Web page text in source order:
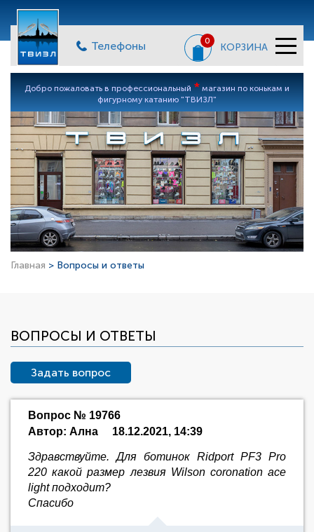
Телефоны 0
КОРЗИНА
Добро пожаловать в профессиональный * магазин по конькам и
фигурному катанию "ТВИЗЛ"
Главная > Вопросы и ответы
ВОПРОСЫ И ОТВЕТЫ
Задать вопрос
Вопрос № 19766
Автор: Ална
18.12.2021, 14:39
Здравствуйте. Для ботинок Ridport PF3 Pro
220 какой размер лезвия Wilson coronation ace
light подходит?
Спасибо